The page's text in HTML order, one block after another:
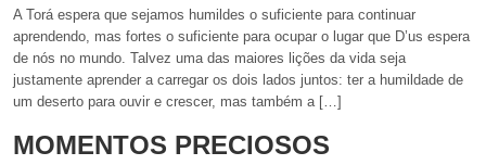
A Torá espera que sejamos humildes o suficiente para continuar
aprendendo, mas fortes o suficiente para ocupar o lugar que D’us espera
de nós no mundo. Talvez uma das maiores lições da vida seja
justamente aprender a carregar os dois lados juntos: ter a humildade de
um deserto para ouvir e crescer, mas também a […]
MOMENTOS PRECIOSOS